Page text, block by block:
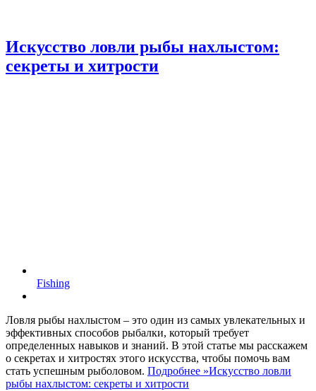
Искусство ловли рыбы нахлыстом:
секреты и хитрости
Fishing
Ловля рыбы нахлыстом – это один из самых увлекательных и
эффективных способов рыбалки, который требует
определенных навыков и знаний. В этой статье мы расскажем
о секретах и хитростях этого искусства, чтобы помочь вам
стать успешным рыболовом. Подробнее »Искусство ловли
рыбы нахлыстом: секреты и хитрости